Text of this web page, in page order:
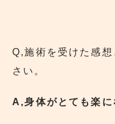
Q,施術を受けた感
さい。
A,身体がとても楽に